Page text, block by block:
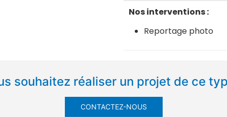
Nos interventions :
Reportage photo
souhaitez réaliser un projet de ce
CONTACTEZ-NOUS